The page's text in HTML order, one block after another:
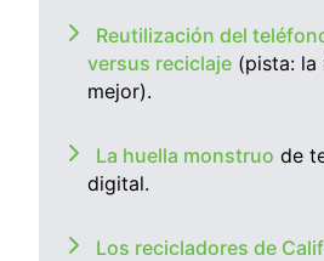
Reutilización del
versus reciclaje (pista: la
mejor).
La huella monstruo de
digital.
Los recicladores de